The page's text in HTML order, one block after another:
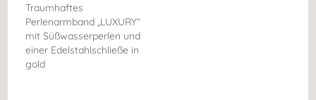
Traumhaftes
Perlenarmband „LUXURY“
mit Süßwasserperlen und
einer Edelstahlschließe in
gold